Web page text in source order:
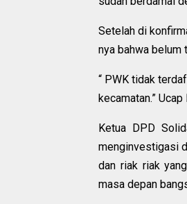
Setelah di
nya bahwa belum
“ PWK tidak
kecamatan.”
Ketua DPD
menginvestigasi
dan riak riak
masa depan